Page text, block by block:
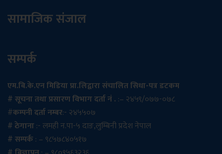
सामाजिक संजाल
सम्पर्क
एम.बि.के.एन मिडिया प्रा.लिद्वारा संचालित सिधा-पत्र डटकम
# सूचना तथा प्रसारण विभाग दर्ता नं . :– २४५९/०७७-०७८
#कम्पनी दर्ता नम्बर:- २४५५०७
# ठेगाना:- लमही न.पा-५ दाङ,लुम्बिनी प्रदेश नेपाल
# सम्पर्क: – ९८५७८४०५१७